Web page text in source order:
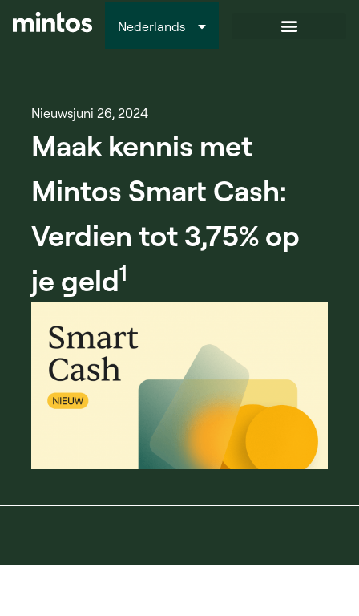
Nederlands
Italiano
Nieuwsjuni 26, 2024
Maak kennis met
Mintos Smart Cash:
Verdien tot 3,75% op
je geld1